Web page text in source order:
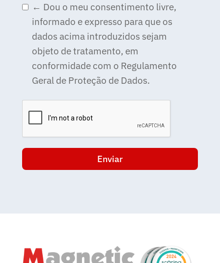
a
t
e
s
+
1
← Dou o meu consentimento livre,
informado e expresso para que os
dados acima introduzidos sejam
objeto de tratamento, em
conformidade com o Regulamento
Geral de Proteção de Dados.
Enviar